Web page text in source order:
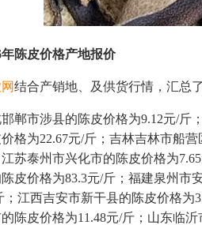
年陈皮价格产地报价
结合产销地、及供货行情，汇总
郸市涉县的陈皮价格为9.12元/斤
价格为22.67元/斤；吉林吉林市船
江苏泰州市兴化市的陈皮价格为
皮价格为83.3元/斤；福建泉州市
；江西吉安市新干县的陈皮价格为
陈皮价格为11.48元/斤；山东临